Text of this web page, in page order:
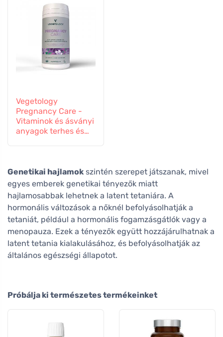
Vegetology
Pregnancy Care -
Vitaminok és ásványi
anyagok terhes és
Genetikai hajlamok szintén szerepet játszanak, mivel
egyes emberek genetikai tényezők miatt
hajlamosabbak lehetnek a latent tetaniára. A
hormonális változások a nőknél befolyásolhatják a
tetaniát, például a hormonális fogamzásgátlók vagy a
menopauza. Ezek a tényezők együtt hozzájárulhatnak a
latent tetania kialakulásához, és befolyásolhatják az
általános egészségi állapotot.
Próbálja ki természetes termékeinket